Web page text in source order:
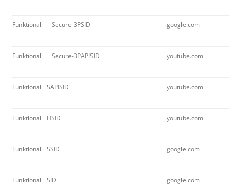
Funktional __Secure-3PSID .google.com
Funktional __Secure-3PAPISID .youtube.com
Funktional SAPISID .youtube.com
Funktional HSID .youtube.com
Funktional SSID .google.com
Funktional SID .google.com